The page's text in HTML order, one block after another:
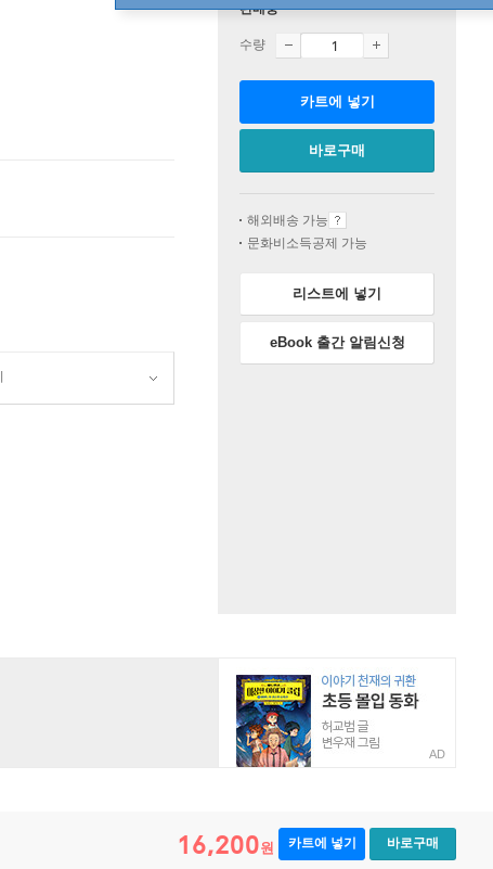
판매중
수량
카트에 넣기
바로구매
해외배송 가능
문화비소득공제 가능
리스트에 넣기
eBook 출간 알림신청
AD
16,200원 카트에 넣기 바로구매